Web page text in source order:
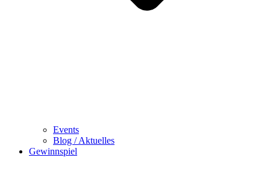
Events
Blog / Aktuelles
Gewinnspiel